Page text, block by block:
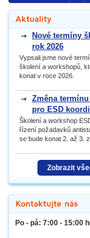
Nové termíny
rok 2026
Vypsali jsme nové
školení a workshopů,
konat v roce 2026.
Změna
pro ESD
Školení a workshop
řízení požadavků
se bude konat 2. až 3.
Zobrazit
Po - pá: 7:00 - 15:00